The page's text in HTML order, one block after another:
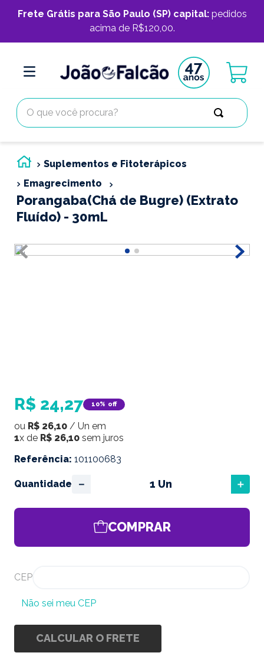
Frete Grátis para São Paulo (SP) capital:pedidos
acima de R$120,00.
O que você procura?
Suplementos e Fitoterápicos
Emagrecimento
Porangaba(Chá de Bugre) (Extrato
Fluído) - 30mL
R$ 24,27 10% off
ou R$ 26,10 / Un em
1x de R$ 26,10 sem juros
Referência: 101100683
Quantidade ＋
－
COMPRAR
CEP
Não sei meu CEP
CALCULAR O FRETE